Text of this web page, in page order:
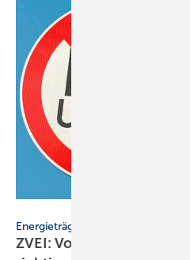
Energieträger
ZVEI: Vorgezogenes